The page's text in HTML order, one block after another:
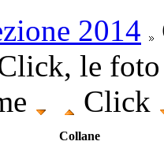
2014
le
Click
Collane